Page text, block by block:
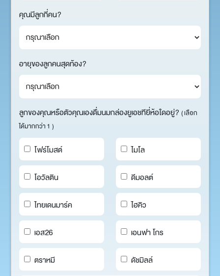
คุณมีลูกกี่คน?
อายุของลูกคนสุดท้อง?
ลูกของคุณหรือตัวคุณเองดื่มนมกล่องยูเอชทียี่ห้อใดอยู่? ( เลือก
ได้มากกว่า 1 )
โฟร์โมสต์ ไมโล
โอวัลติน ดีมอลต์
ไทยเดนมาร์ค ไฮคิว
เอส26 เอนฟา โกร
ตราหมี ดัชมิลล์